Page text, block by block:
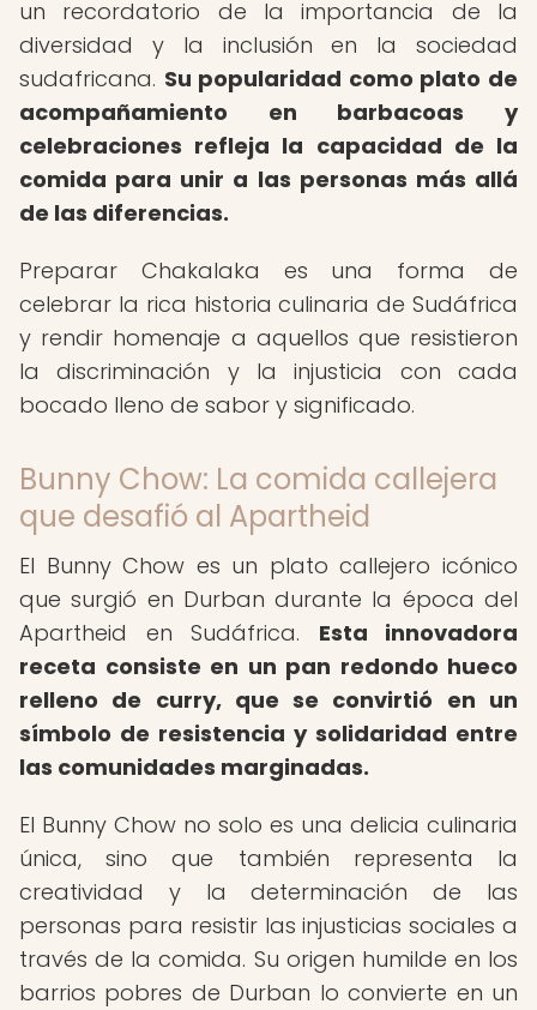
un recordatorio de la importancia de la
diversidad y la inclusión en la sociedad
sudafricana. Su popularidad como plato de
acompañamiento en barbacoas y
celebraciones refleja la capacidad de la
comida para unir a las personas más allá
de las diferencias.
Preparar Chakalaka es una forma de
celebrar la rica historia culinaria de Sudáfrica
y rendir homenaje a aquellos que resistieron
la discriminación y la injusticia con cada
bocado lleno de sabor y significado.
Bunny Chow: La comida callejera
que desafió al Apartheid
El Bunny Chow es un plato callejero icónico
que surgió en Durban durante la época del
Apartheid en Sudáfrica. Esta innovadora
receta consiste en un pan redondo hueco
relleno de curry, que se convirtió en un
símbolo de resistencia y solidaridad entre
las comunidades marginadas.
El Bunny Chow no solo es una delicia culinaria
única, sino que también representa la
creatividad y la determinación de las
personas para resistir las injusticias sociales a
través de la comida. Su origen humilde en los
barrios pobres de Durban lo convierte en un